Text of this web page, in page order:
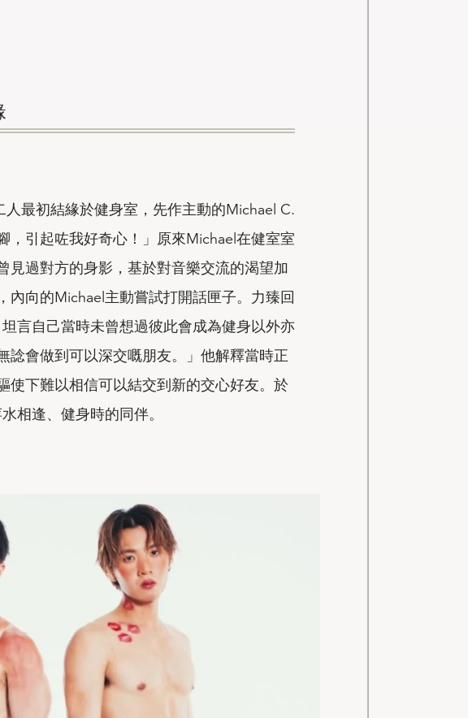
最初結緣於健身室，先作主動的Michael C.
，引起咗我好奇心！」原來Michael在健室室
見過對方的身影，基於對音樂交流的渴望加
內向的Michael主動嘗試打開話匣子。力臻回
言自己當時未曾想過彼此會成為健身以外亦
諗會做到可以深交嘅朋友。」他解釋當時正
使下難以相信可以結交到新的交心好友。於
相逢、健身時的同伴。